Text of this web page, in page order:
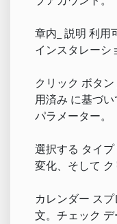
章内_ 説明 利用
インスタレーシ
クリック ボタ
用済み に基づ
パラメーター。
選択する タイ
変化、そして ク
カレンダー ス
文。チェック デ